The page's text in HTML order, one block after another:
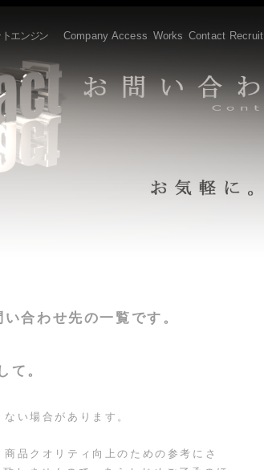
エンジン Company Access Works Contact Recruit
合わせ先の一覧です。
て。
い場合があります。
品クオリティ向上のための参考にさ